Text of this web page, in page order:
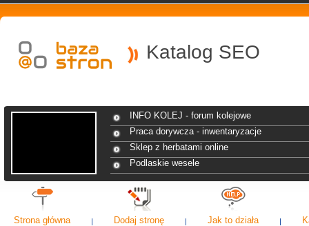
Katalog SEO
INFO KOLEJ - forum kolejowe
Praca dorywcza - inwentaryzacje
Sklep z herbatami online
Podlaskie wesele
Strona główna Dodaj stronę Jak to działa